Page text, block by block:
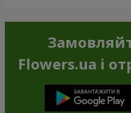
Flowers.ua і